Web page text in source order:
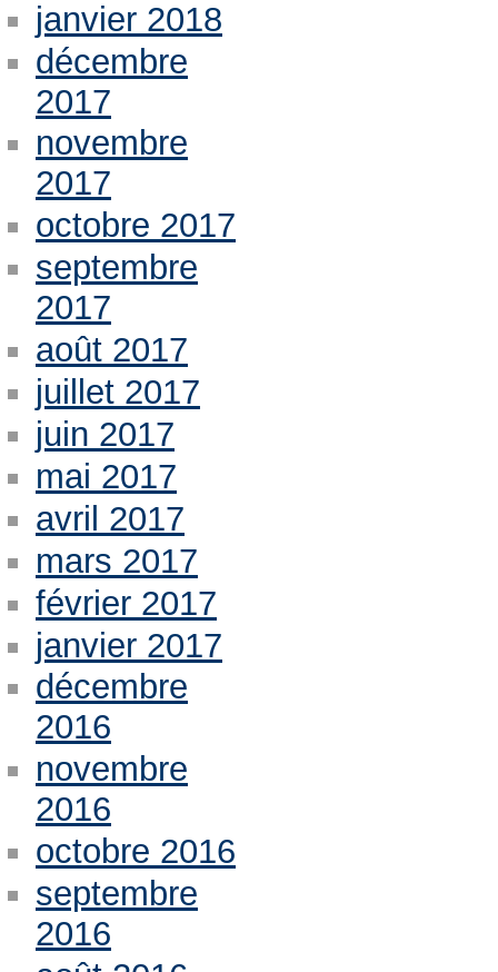
janvier 2018
décembre
2017
novembre
2017
octobre 2017
septembre
2017
août 2017
juillet 2017
juin 2017
mai 2017
avril 2017
mars 2017
février 2017
janvier 2017
décembre
2016
novembre
2016
octobre 2016
septembre
2016